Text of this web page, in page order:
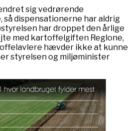
sig vedrørende
så dispensationerne har aldrig
har droppet den årlige
med kartoffelgiften Reglone,
hævder ikke at kunne
styrelsen og miljøminister